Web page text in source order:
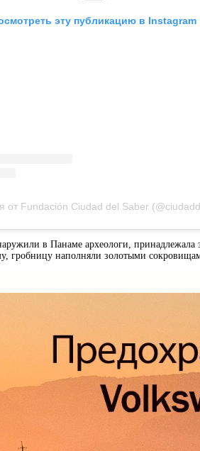
эту публикацию в Instagram
от Fundación Ciudad del Saber
в Панаме археологи,
гробницу наполняли золотыми